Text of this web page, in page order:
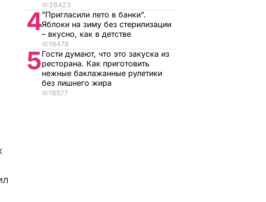
28423
4"Пригласили лето в банки".
Яблоки на зиму без стерилизации
– вкусно, как в детстве
19478
5Гости думают, что это закуска из
ресторана. Как приготовить
нежные баклажанные рулетики
без лишнего жира
18577